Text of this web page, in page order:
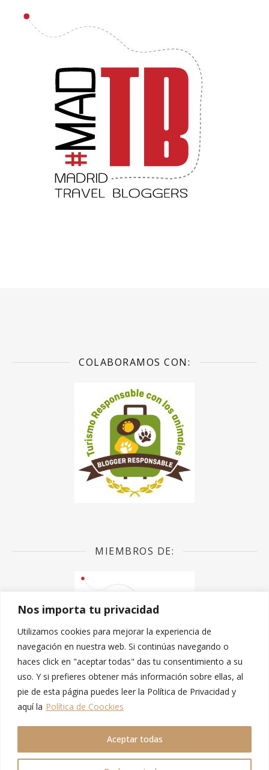
Nos importa tu privacidad
Utilizamos cookies para mejorar la experiencia de
navegación en nuestra web. Si continúas navegando o
haces click en "aceptar todas" das tu consentimiento a su
uso. Y si prefieres obtener más información sobre ellas, al
pie de esta página puedes leer la Política de Privacidad y
aquí la Política de Coockies
Aceptar todas
COLABORAMOS CON:
MIEMBROS DE:
© 2026 Mi Ventana al Mundo
Aviso legal y condiciones generales Política de privacidad
Política de Cookies